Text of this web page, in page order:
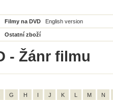
Filmy na DVD English version
Ostatní zboží
- Žánr filmu
G H I J K L M N